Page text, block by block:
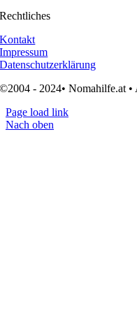
Rechtliches
Kontakt
Impressum
Datenschutzerklärung
©2004 - 2024• Nomahilfe.at
Page load link
Nach oben